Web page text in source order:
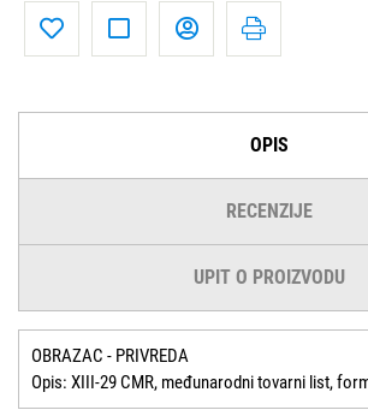
OPIS
RECENZIJE
UPIT O PROIZVODU
OBRAZAC - PRIVREDA
Opis: XIII-29 CMR, međunarodni tovarni list,